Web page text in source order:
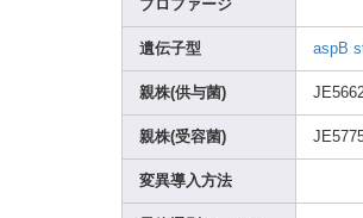
プロファージ
遺伝子型 aspB
親株(供与菌) JE566
親株(受容菌) JE577
変異導入方法